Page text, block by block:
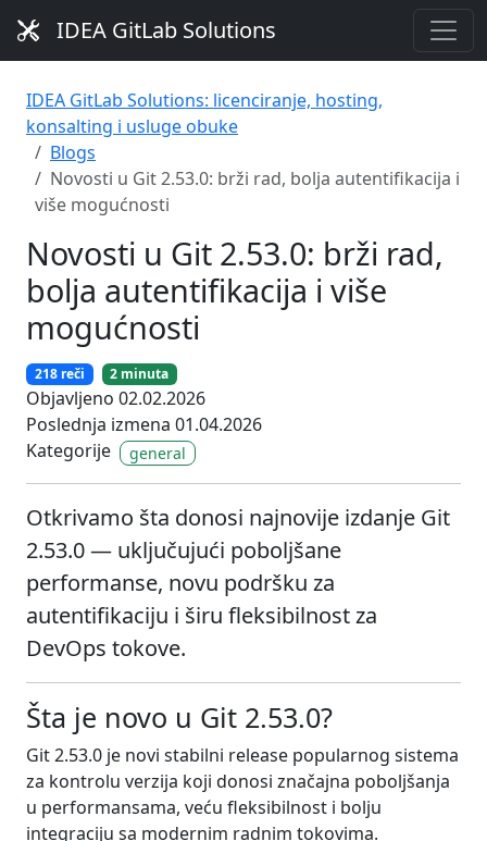
IDEA GitLab Solutions
IDEA GitLab Solutions: licenciranje, hosting,
konsalting i usluge obuke
Blogs
Novosti u Git 2.53.0: brži rad, bolja autentifikacija i
više mogućnosti
Novosti u Git 2.53.0: brži rad,
bolja autentifikacija i više
mogućnosti
218 reči 2 minuta
Objavljeno 02.02.2026
Poslednja izmena 01.04.2026
Kategorije
general
Otkrivamo šta donosi najnovije izdanje Git
2.53.0 — uključujući poboljšane
performanse, novu podršku za
autentifikaciju i širu fleksibilnost za
DevOps tokove.
Šta je novo u Git 2.53.0?
Git 2.53.0 je novi stabilni release popularnog sistema
za kontrolu verzija koji donosi značajna poboljšanja
u performansama, veću fleksibilnost i bolju
integraciju sa modernim radnim tokovima.